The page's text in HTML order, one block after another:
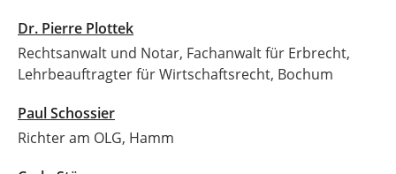
Dr. Pierre Plottek
Rechtsanwalt und Notar, Fachanwalt für Erbrecht,
Lehrbeauftragter für Wirtschaftsrecht, Bochum
Paul Schossier
Richter am OLG, Hamm